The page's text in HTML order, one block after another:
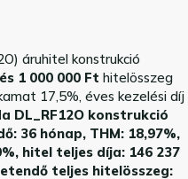
áruhitel konstrukció
1 000 000 Ft hitelösszeg
17,5%, éves kezelési díj
DL_RF12O konstrukció
36 hónap, THM: 18,97%,
hitel teljes díja: 146 237
teljes hitelösszeg: